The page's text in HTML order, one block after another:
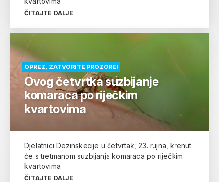
ČITAJTE DALJE
OPREZ, ZATVORITE PROZORE!
Ovog četvrtka suzbijanje
komaraca po riječkim
kvartovima
Djelatnici Dezinskecije u četvrtak, 23. rujna, krenut
će s tretmanom suzbijanja komaraca po riječkim
kvartovima
ČITAJTE DALJE